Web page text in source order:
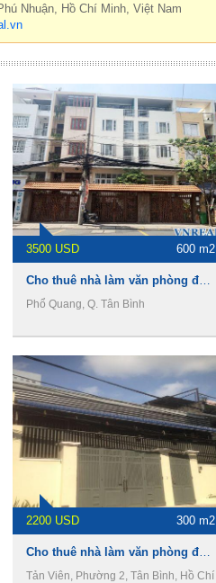
Nhuận, Hồ Chí Minh, Việt Nam
3500 USD 600 m2
Phổ Quang, Q. Tân Bình
2200 USD 300 m2
Tản Viên, Phường 2, Tân Bình, Hồ Chí